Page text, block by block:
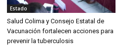
Estado
Salud Colima y Consejo Estatal de
Vacunación fortalecen acciones para
prevenir la tuberculosis